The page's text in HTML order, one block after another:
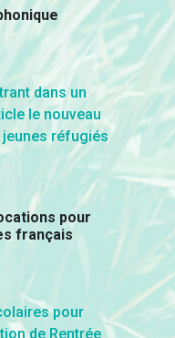
pour
français